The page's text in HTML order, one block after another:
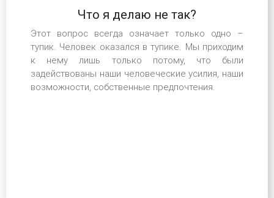
Что я делаю не так?
Этот вопрос всегда означает только одно –
тупик. Человек оказался в тупике. Мы приходим
к нему лишь только потому, что были
задействованы наши человеческие усилия, наши
возможности, собственные предпочтения.